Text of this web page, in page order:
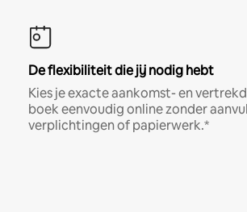
De flexibiliteit die jij nodig hebt
Kies je exacte aankomst- en
boek eenvoudig online zonder
verplichtingen of papierwerk.*